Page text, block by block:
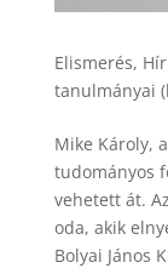
Elismerés,
tanulmányai
Mike Károly,
tudományos
vehetett át.
oda, akik
Bolyai János